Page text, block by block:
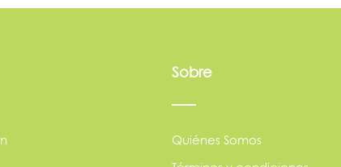
Sobre
Quiénes Somos